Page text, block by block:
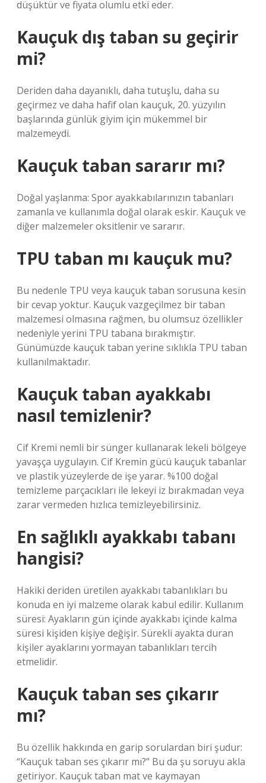
düşüktür ve fiyata olumlu etki eder.
Kauçuk dış taban su geçirir
mi?
Deriden daha dayanıklı, daha tutuşlu, daha su
geçirmez ve daha hafif olan kauçuk, 20. yüzyılın
başlarında günlük giyim için mükemmel bir
malzemeydi.
Kauçuk taban sararır mı?
Doğal yaşlanma: Spor ayakkabılarınızın tabanları
zamanla ve kullanımla doğal olarak eskir. Kauçuk ve
diğer malzemeler oksitlenir ve sararır.
TPU taban mı kauçuk mu?
Bu nedenle TPU veya kauçuk taban sorusuna kesin
bir cevap yoktur. Kauçuk vazgeçilmez bir taban
malzemesi olmasına rağmen, bu olumsuz özellikler
nedeniyle yerini TPU tabana bırakmıştır.
Günümüzde kauçuk taban yerine sıklıkla TPU taban
kullanılmaktadır.
Kauçuk taban ayakkabı
nasıl temizlenir?
Cif Kremi nemli bir sünger kullanarak lekeli bölgeye
yavaşça uygulayın. Cif Kremin gücü kauçuk tabanlar
ve plastik yüzeylerde de işe yarar. %100 doğal
temizleme parçacıkları ile lekeyi iz bırakmadan veya
zarar vermeden hızlıca temizleyebilirsiniz.
En sağlıklı ayakkabı tabanı
hangisi?
Hakiki deriden üretilen ayakkabı tabanlıkları bu
konuda en iyi malzeme olarak kabul edilir. Kullanım
süresi: Ayakların gün içinde ayakkabı içinde kalma
süresi kişiden kişiye değişir. Sürekli ayakta duran
kişiler ayaklarını yormayan tabanlıkları tercih
etmelidir.
Kauçuk taban ses çıkarır
mı?
Bu özellik hakkında en garip sorulardan biri şudur:
“Kauçuk taban ses çıkarır mı?” Bu da şu soruyu akla
getiriyor. Kauçuk taban mat ve kaymayan